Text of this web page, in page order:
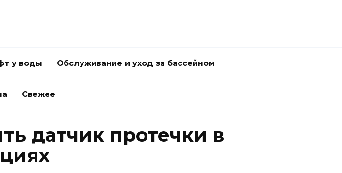
у воды Обслуживание и уход за бассейном
Свежее
датчик протечки в